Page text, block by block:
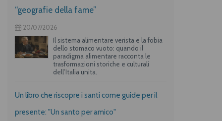
“geografie della fame”
20/07/2026
Il sistema alimentare verista e la fobia
dello stomaco vuoto: quando il
paradigma alimentare racconta le
trasformazioni storiche e culturali
dell’Italia unita.
Un libro che riscopre i santi come guide per il
presente: "Un santo per amico"